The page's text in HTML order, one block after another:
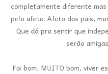
completamente diferente
pelo afeto. Afeto dos pais,
Que dá pra sentir que
serão
Foi bom, MUITO bom, viver